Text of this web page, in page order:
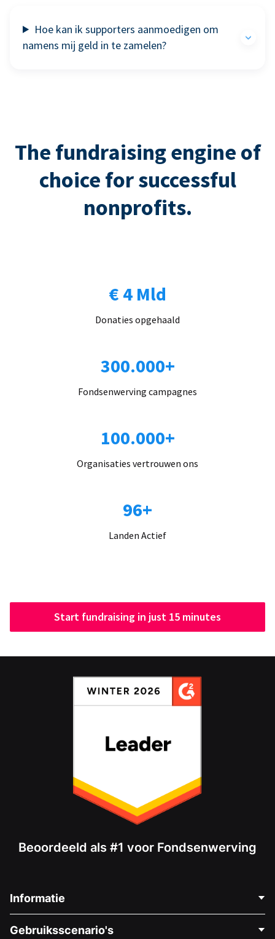
Hoe kan ik supporters aanmoedigen om
namens mij geld in te zamelen?
The fundraising engine of
choice for successful
nonprofits.
€ 4 Mld
Donaties opgehaald
300.000+
Fondsenwerving campagnes
100.000+
Organisaties vertrouwen ons
96+
Landen Actief
Start fundraising in just 15 minutes
Beoordeeld als #1 voor Fondsenwerving
Informatie
Gebruiksscenario's